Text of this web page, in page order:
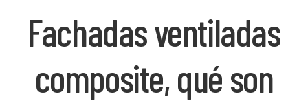
Fachadas ventiladas
composite, qué son